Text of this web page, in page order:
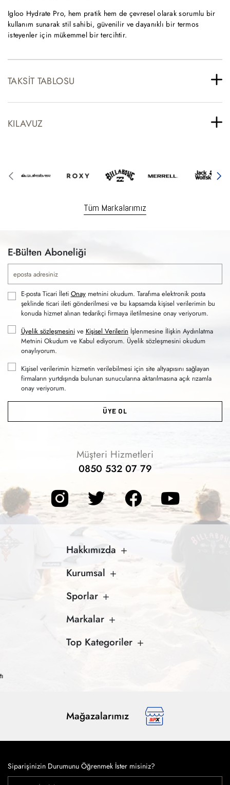
Igloo Hydrate Pro, hem pratik hem de çevresel olarak sorumlu bir
kullanım sunarak stil sahibi, güvenilir ve dayanıklı bir termos
isteyenler için mükemmel bir tercihtir.
TAKSIT TABLOSU
KILAVUZ
Tüm Markalarımız
E-Bülten Aboneliği
E-posta Ticari İleti Onaymetnini okudum. Tarafıma elektronik posta
şeklinde ticari ileti gönderilmesi ve bu kapsamda kişisel verilerimin bu
konuda hizmet alınan tedarikçi firmaya iletilmesine onay veriyorum.
Üyelik sözleşmesinive Kişisel Verilerin İşlenmesine İlişkin Aydınlatma
Metnini Okudum ve Kabul ediyorum. Üyelik sözleşmesini okudum
onaylıyorum.
Kişisel verilerimin hizmetin verilebilmesi için site altyapısını sağlayan
firmaların yurtdışında bulunan sunucularına aktarılmasına açık rızamla
onay veriyorum.
ÜYE OL
Müşteri Hizmetleri
0850 532 07 79
Hakkımızda
Kurumsal
Sporlar
Markalar
Top Kategoriler
Mağazalarımız
Siparişinizin Durumunu Öğrenmek İster misiniz?